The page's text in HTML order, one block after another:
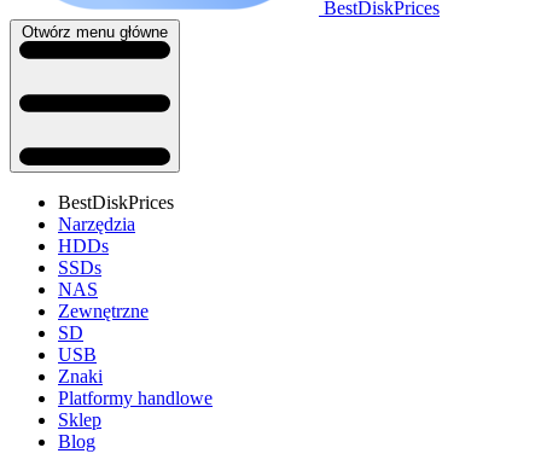
BestDiskPrices
Otwórz menu główne
BestDiskPrices
Narzędzia
HDDs
SSDs
NAS
Zewnętrzne
SD
USB
Znaki
Platformy handlowe
Sklep
Blog